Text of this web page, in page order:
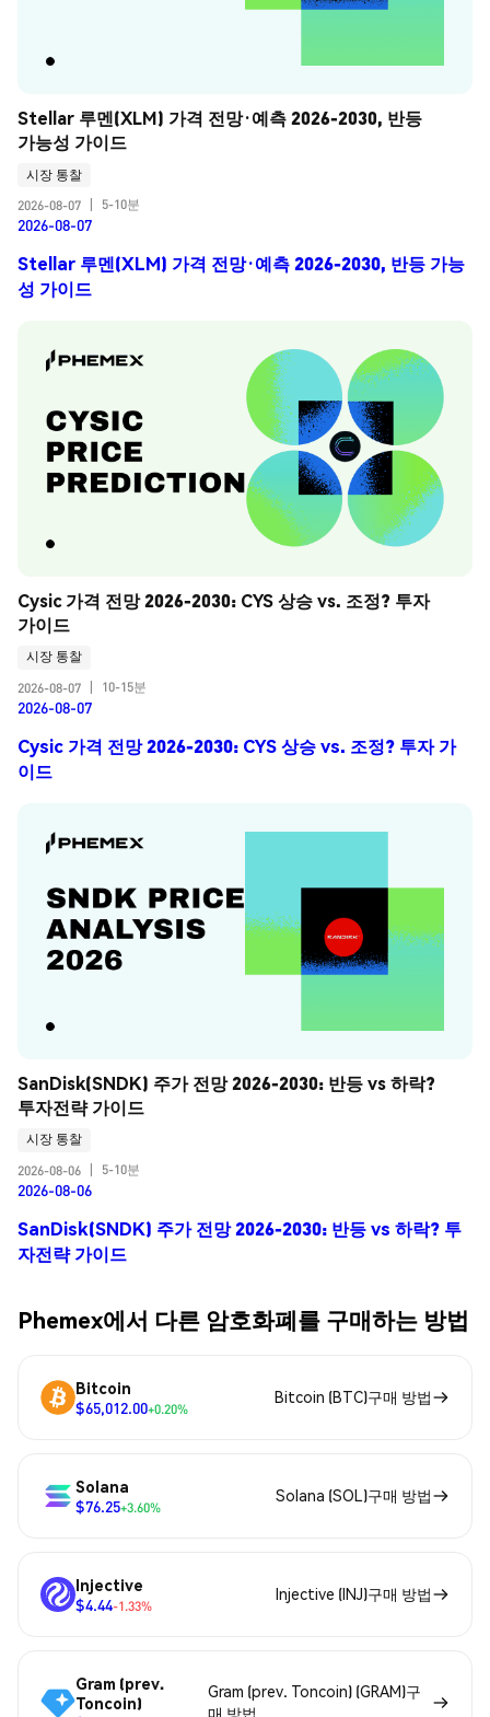
Stellar 루멘(XLM) 가격 전망·예측 2026-2030, 반등
가능성 가이드
시장 통찰
2026-08-07
5-10분
2026-08-07
Stellar 루멘(XLM) 가격 전망·예측 2026-2030, 반등 가능
성 가이드
Cysic 가격 전망 2026-2030: CYS 상승 vs. 조정? 투자
가이드
시장 통찰
2026-08-07
10-15분
2026-08-07
Cysic 가격 전망 2026-2030: CYS 상승 vs. 조정? 투자 가
이드
SanDisk(SNDK) 주가 전망 2026-2030: 반등 vs 하락?
투자전략 가이드
시장 통찰
2026-08-06
5-10분
2026-08-06
SanDisk(SNDK) 주가 전망 2026-2030: 반등 vs 하락? 투
자전략 가이드
Phemex에서 다른 암호화폐를 구매하는 방법
Bitcoin
$65,012.00+0.20%
Bitcoin (BTC)구매 방법
Solana
$76.25+3.60%
Solana (SOL)구매 방법
Injective
$4.44-1.33%
Injective (INJ)구매 방법
Gram (prev.
Toncoin)
Gram (prev. Toncoin) (GRAM)구
매 방법